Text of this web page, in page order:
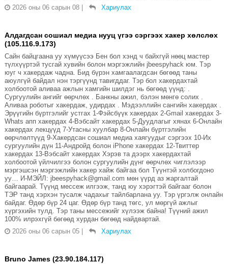
2026 оны 06 сарын 08
Хариулах
Алдагдсан сошиал медиа нууц үгээ сэргээх хакер хөлслөх
(105.116.9.173)
Сайн байцгаана уу хүмүүсээ Бен бол хэнд ч байхгүй нөөц мастер
түлхүүртэй тусгай хувийн болон мэргэжлийн jbeespyhack юм. Тэр
юуг ч хакердаж чадна. Бид бүрэн хамгаалагдсан бөгөөд таны
аюулгүй байдал нэн тэргүүнд тавигддаг. Тэр бол хакердахтай
холбоотой аливаа ажлын хамгийн шилдэг нь бөгөөд үүнд: .
Сургуулийн ангийг өөрчлөх . Банкны ажил, бэлэн мөнгө солих .
Аливаа роботыг хакердаж, удирдах . Мэдээллийн сангийн хакердах .
Эрүүгийн бүртгэлийг устгах 1-Фэйсбүүк хакердах 2-Gmail хакердах 3-
Whats апп хакердах 4-Вэбсайт хакердах 5-Дуудлагыг хянах 6-Онлайн
хакердах лекцүүд 7-Утасны хуулбар 8-Онлайн бүртгэлийн
өөрчлөлтүүд 9-Хакердсан сошиал медиа хаягуудыг сэргээх 10-Их
сургуулийн дүн 11-Андройд болон iPhone хакердах 12-Твиттер
хакердах 13-Вэбсайт хакердах Хэрэв та дээрх хакердахтай
холбоотой үйлчилгээ болон сургуулийн дүнг өөрчлөх чиглэлээр
мэргэшсэн мэргэжлийн хакер хайж байгаа бол Түүнтэй холбогдоно
уу… И-МЭЙЛ: jbeespyhack@gmail.com мөн үүрд аз жаргалтай
байгаарай. Түүнд мессеж илгээж, танд юу хэрэгтэй байгааг болон
ТЭР танд хэрхэн тусалж чадахыг тайлбарлана уу. Тэр үргэлж онлайн
байдаг. Өдөр бүр 24 цаг. Өдөр бүр танд төгс, ул мөргүй ажлыг
хүргэхийн тулд. Тэр таны мессежийг хүлээж байна! Түүний ажил
100% илрэхгүй бөгөөд хурдан бөгөөд найдвартай.
2026 оны 06 сарын 05
Хариулах
Bruno James (23.90.184.117)